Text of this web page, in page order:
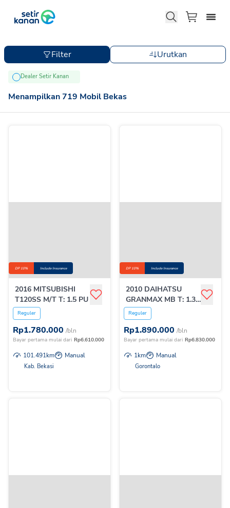
Filter Urutkan
Dealer Setir Kanan
Menampilkan719 Mobil Bekas
DP 10% Include Insurance
2016 MITSUBISHI
T120SS M/T T: 1.5 PU
Reguler
Rp1.780.000 /bln
Bayar pertama mulai dari Rp6.610.000
101.491km Manual
Kab. Bekasi
DP 10% Include Insurance
2010 DAIHATSU
GRANMAX MB T: 1.3
M/T
Reguler
Rp1.890.000 /bln
Bayar pertama mulai dari Rp6.830.000
1km Manual
Gorontalo